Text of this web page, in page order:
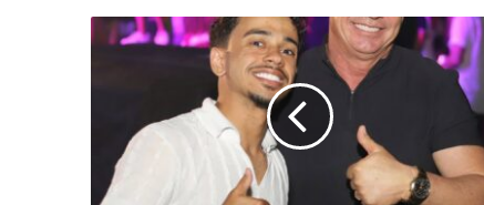
Ditinho
Lemos
SamukaFest
recebe
homenagem